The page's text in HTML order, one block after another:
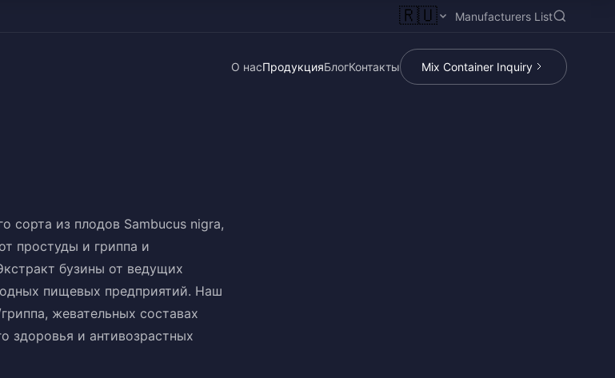
🇷🇺 Manufacturers List
О насПродукцияБлогКонтакты Mix Container Inquiry
сорта из плодов Sambucus nigra,
простуды и гриппа и
бузины от ведущих
пищевых предприятий. Наш
жевательных составах
здоровья и антивозрастных